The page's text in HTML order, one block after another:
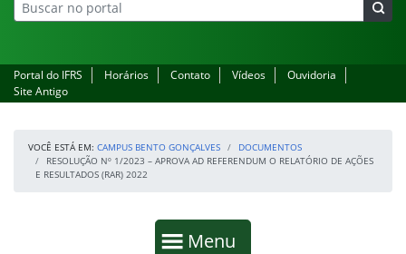
Portal do IFRS Horários Contato Vídeos
Ouvidoria
Site Antigo
VOCÊ ESTÁ EM: CAMPUS BENTO GONÇALVES
DOCUMENTOS
RESOLUÇÃO Nº 1/2023 – APROVA AD REFERENDUM O RELATÓRIO DE AÇÕES
E RESULTADOS (RAR) 2022
Mostrar
Menu